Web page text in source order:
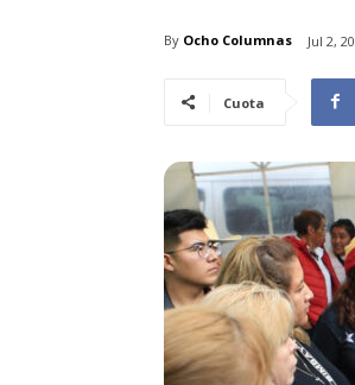
By Ocho Columnas Jul 2,
Cuota